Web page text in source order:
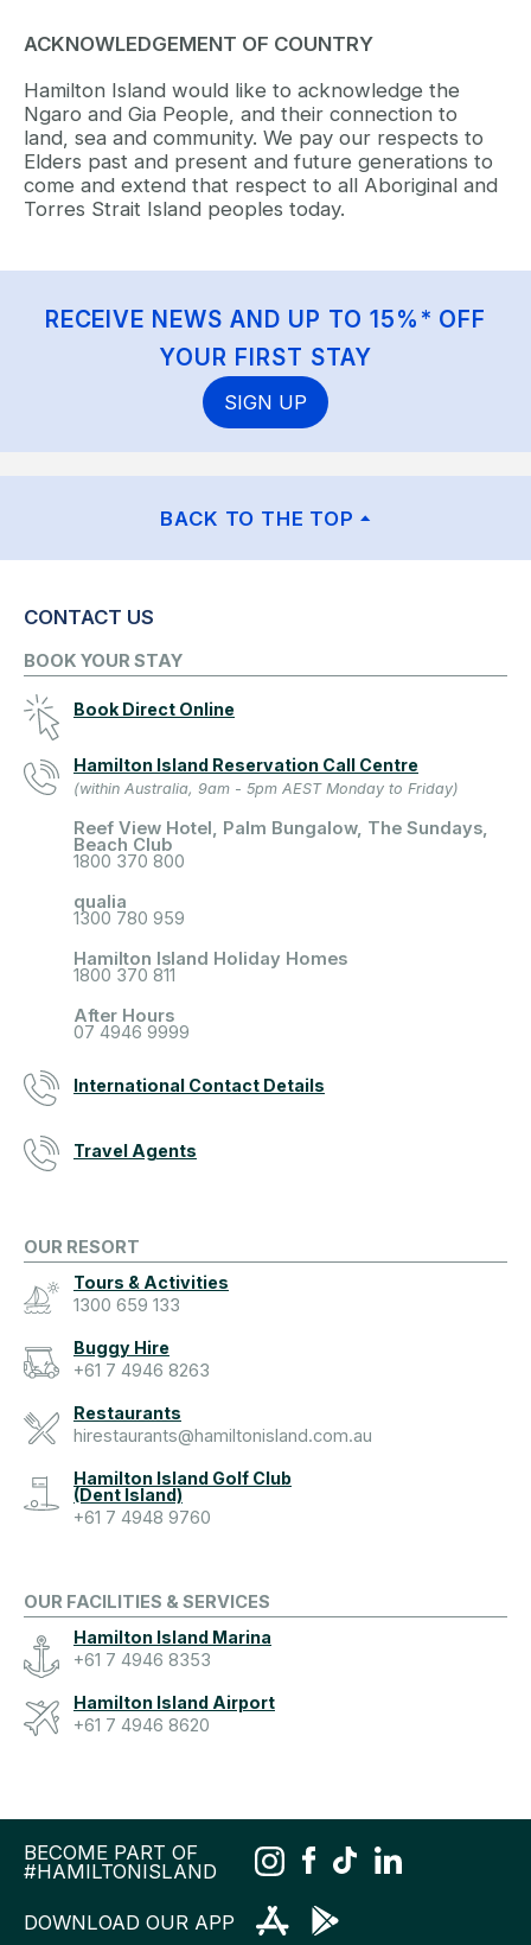
ACKNOWLEDGEMENT OF COUNTRY
Hamilton Island would like to acknowledge the
Ngaro and Gia People, and their connection to
land, sea and community. We pay our respects to
Elders past and present and future generations to
come and extend that respect to all Aboriginal and
Torres Strait Island peoples today.
RECEIVE NEWS AND UP TO 15%* OFF
YOUR FIRST STAY
SIGN UP
BACK TO THE TOP
CONTACT US
BOOK YOUR STAY
Book Direct Online
Hamilton Island Reservation Call Centre
(within Australia, 9am - 5pm AEST Monday to Friday)
Reef View Hotel, Palm Bungalow, The Sundays,
Beach Club
1800 370 800
qualia
1300 780 959
Hamilton Island Holiday Homes
1800 370 811
After Hours
07 4946 9999
International Contact Details
Travel Agents
OUR RESORT
Tours & Activities
1300 659 133
Buggy Hire
+61 7 4946 8263
Restaurants
hirestaurants@hamiltonisland.com.au
Hamilton Island Golf Club
(Dent Island)
+61 7 4948 9760
OUR FACILITIES & SERVICES
Hamilton Island Marina
+61 7 4946 8353
Hamilton Island Airport
+61 7 4946 8620
BECOME PART OF
#HAMILTONISLAND
DOWNLOAD OUR APP